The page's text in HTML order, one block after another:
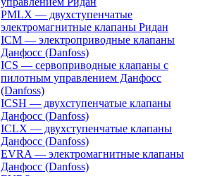
PMLX — двухступенчатые
электромагнитные клапаны Ридан
ICM — электроприводные клапаны
Данфосс (Danfoss)
ICS — сервоприводные клапаны с
пилотным управлением Данфосс
(Danfoss)
ICSH — двухступенчатые клапаны
Данфосс (Danfoss)
ICLX — двухступенчатые клапаны
Данфосс (Danfoss)
EVRA — электромагнитные клапаны
Данфосс (Danfoss)